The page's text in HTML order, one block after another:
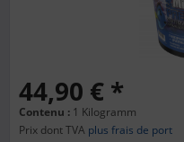
44,90 € *
Contenu : 1 Kilogramm
Prix dont TVA plus frais de port